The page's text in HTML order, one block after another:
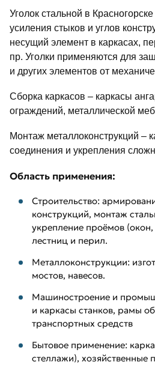
Уголок стальной в
усиления стыков и углов
несущий элемент в каркасах,
пр. Уголки применяются для
и других элементов от
Сборка каркасов – каркасы
ограждений, металлической
Монтаж металлоконструкций –
соединения и укрепления
Область применения:
Строительство:
конструкций, монтаж
укрепление проёмов (окон,
лестниц и перил.
Металлоконструкции:
мостов, навесов.
Машиностроение и
и каркасы станков, рамы
транспортных средств
Бытовое применение:
стеллажи), хозяйственные